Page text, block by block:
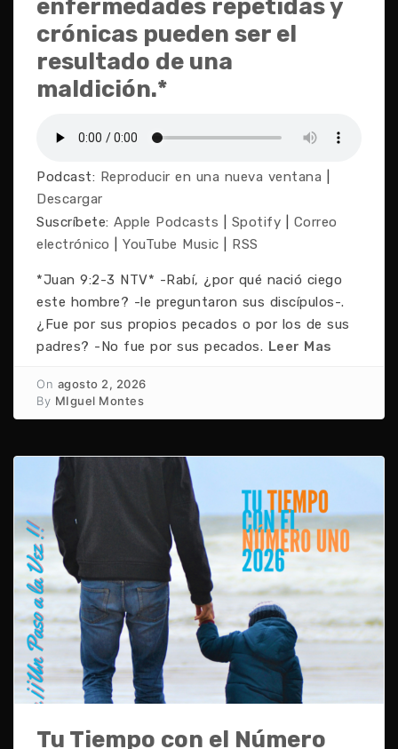
enfermedades repetidas y
crónicas pueden ser el
resultado de una
maldición.*
Podcast: Reproducir en una nueva ventana
Descargar
Suscríbete: Apple Podcasts Spotify
Correo
electrónico
YouTube Music RSS
*Juan 9:2-3 NTV* -Rabí, ¿por qué nació ciego
este hombre? -le preguntaron sus discípulos-.
¿Fue por sus propios pecados o por los de sus
padres? -No fue por sus pecados. Leer Mas
On agosto 2, 2026
By MIguel Montes
Tu Tiempo con el Número